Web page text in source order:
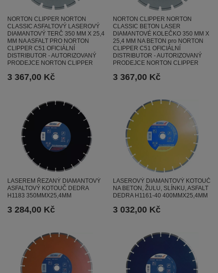
NORTON CLIPPER NORTON
CLASSIC ASFALTOVÝ LASEROVÝ
DIAMANTOVÝ TERČ 350 MM X 25,4
MM NA ASFALT PRO NORTON
CLIPPER C51 OFICIÁLNÍ
DISTRIBUTOR - AUTORIZOVANÝ
PRODEJCE NORTON CLIPPER
3 367,00 Kč
NORTON CLIPPER NORTON
CLASSIC BETON LASER
DIAMANTOVÉ KOLEČKO 350 MM X
25,4 MM NA BETON pro NORTON
CLIPPER C51 OFICIÁLNÍ
DISTRIBUTOR - AUTORIZOVANÝ
PRODEJCE NORTON CLIPPER
3 367,00 Kč
LASEREM ŘEZANÝ DIAMANTOVÝ
ASFALTOVÝ KOTOUČ DEDRA
H1183 350MMX25,4MM
3 284,00 Kč
LASEROVÝ DIAMANTOVÝ KOTOUČ
NA BETON, ŽULU, SLÍNKU, ASFALT
DEDRA H1161-40 400MMX25,4MM
3 032,00 Kč